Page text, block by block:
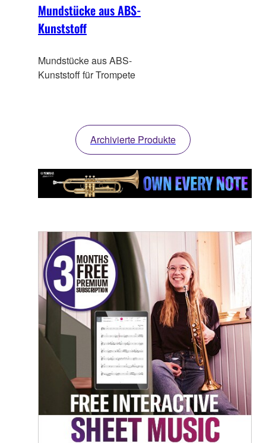
Mundstücke aus ABS-
Kunststoff
Mundstücke aus ABS-
Kunststoff für Trompete
Archivierte Produkte